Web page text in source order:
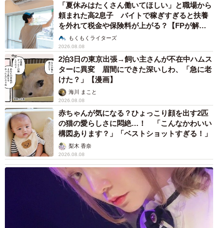
「夏休みはたくさん働いてほしい」と職場から
頼まれた高2息子 バイトで稼ぎすぎると扶養
を外れて税金や保険料が上がる？【FPが解
説】もくもくライターズ
2026.08.08
2泊3日の東京出張→飼い主さんが不在中ハムス
ターに異変 眉間にできた深いしわ、「急に老
けた？」【漫画】
海川 まこと
2026.08.08
赤ちゃんが気になる？ひょっこり顔を出す2匹
の猫の愛らしさに悶絶…！ 「こんなかわいい
構図あります？」「ベストショットすぎる！」
梨木 香奈
2026.08.08